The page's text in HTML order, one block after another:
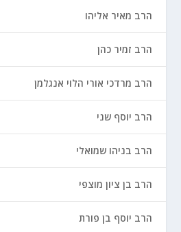
הרב מאיר אליהו
הרב זמיר כהן
הרב מרדכי אורי הלוי אנגלמן
הרב יוסף שני
הרב בניהו שמואלי
הרב בן ציון מוצפי
הרב יוסף בן פורת